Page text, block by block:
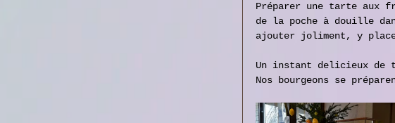
Préparer une tarte aux
de la poche à douille
ajouter joliment, y
Un instant delicieux de
Nos bourgeons se